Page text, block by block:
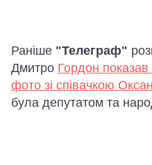
Раніше "Телеграф"
Дмитро Гордон показав
фото зі співачкою
була депутатом та